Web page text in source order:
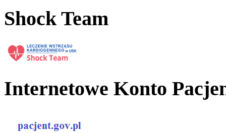
Shock Team
Internetowe Konto